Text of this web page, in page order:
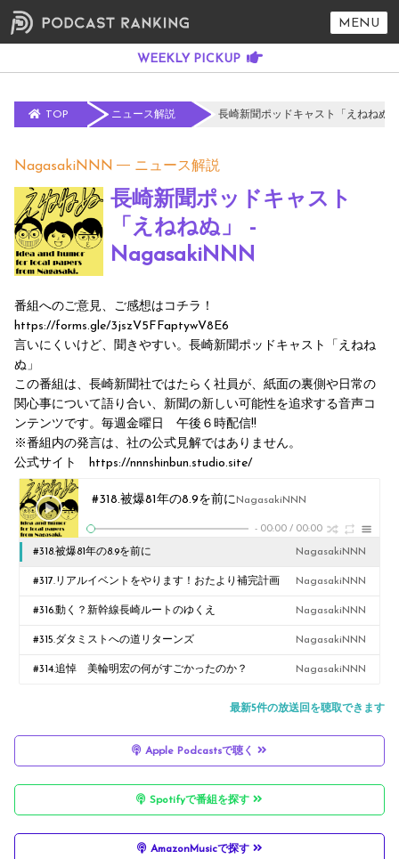
MENU
TOP ニュース解説 長崎新聞ポッドキャスト「えねねぬ
NagasakiNNN ニュース解説
長崎新聞ポッドキャスト
「えねねぬ」 -
NagasakiNNN
番組へのご意見、ご感想はコチラ！
https://forms.gle/3jszV5FFaptywV8E6
言いにくいけど、聞きやすい。長崎新聞ポッドキャスト「えねね
ぬ」
この番組は、長崎新聞社ではたらく社員が、紙面の裏側や日常の
関心事について語り合い、新聞の新しい可能性を追求する音声コ
ンテンツです。毎週金曜日 午後６時配信!!
※番組内の発言は、社の公式見解ではありません。
公式サイト https://nnnshinbun.studio.site/
#318.被爆81年の8.9を前にNagasakiNNN
- 00:00 / 00:00
#318.被爆81年の8.9を前に NagasakiNNN
#317.リアルイベントをやります！おたより補完計画 NagasakiNNN
#316.動く？新幹線長崎ルートのゆくえ NagasakiNNN
#315.ダタミストへの道リターンズ NagasakiNNN
#314.追悼 美輪明宏の何がすごかったのか？ NagasakiNNN
最新5件の放送回を聴取できます
Apple Podcastsで聴く
Spotifyで番組を探す
AmazonMusicで探す